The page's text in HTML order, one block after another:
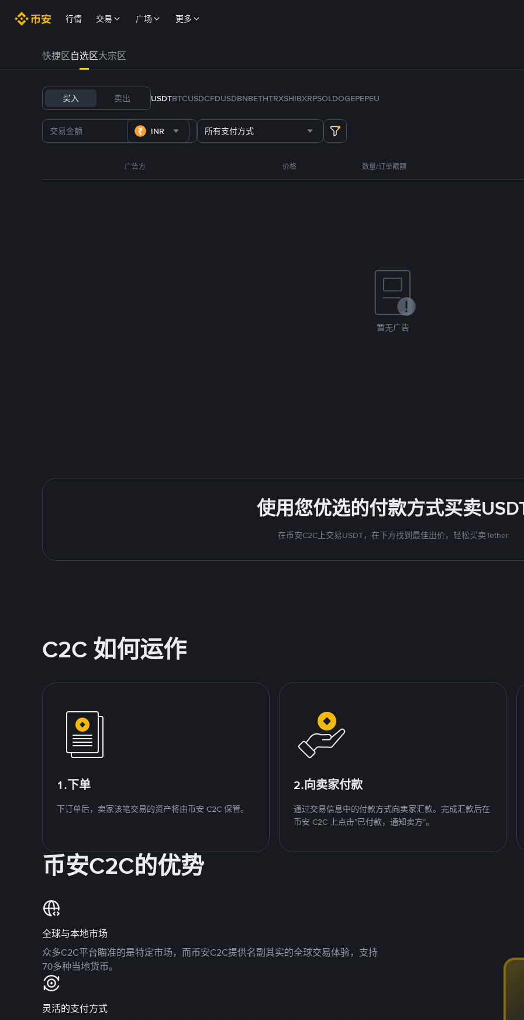
行情 交易 广场 更多
快捷区自选区大宗区
买入 卖出 USDTBTCUSDCFDUSDBNBETHTRXSHIBXRPSOLDOGEPEPEU
INR 所有支付方式
广告方 价格 数量/订单限额
暂无广告
使用您优选的付款方式买卖
在币安C2C上交易USDT，在下方找到最佳出价，轻松买卖Tether
C2C 如何运作
1.下单
下订单后，卖家该笔交易的资产将由币安 C2C 保管。
2.向卖家付款
通过交易信息中的付款方式向卖家汇款。完成汇款后在
币安 C2C 上点击“已付款，通知卖方”。
币安C2C的优势
全球与本地市场
众多C2C平台瞄准的是特定市场，而币安C2C提供名副其实的全球交易体验，支持
70多种当地货币。
灵活的支付方式